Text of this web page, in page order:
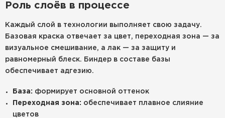
Роль слоёв в процессе
Каждый слой в технологии выполняет свою задачу.
Базовая краска отвечает за цвет, переходная зона — за
визуальное смешивание, а лак — за защиту и
равномерный блеск. Биндер в составе базы
обеспечивает адгезию.
База: формирует основной оттенок
Переходная зона: обеспечивает плавное слияние
цветов